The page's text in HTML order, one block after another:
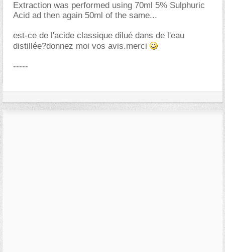
Extraction was performed using 70ml 5% Sulphuric
Acid ad then again 50ml of the same...
est-ce de l'acide classique dilué dans de l'eau
distillée?donnez moi vos avis.merci
-----